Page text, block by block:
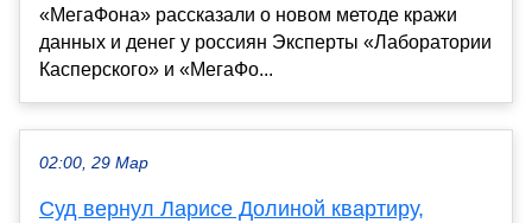
«МегаФона» рассказали о новом методе кражи
данных и денег у россиян Эксперты «Лаборатории
Касперского» и «МегаФо...
02:00, 29 Мар
Суд вернул Ларисе Долиной квартиру,